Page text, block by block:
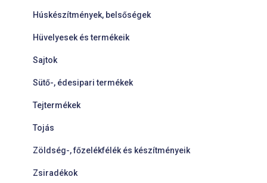
Húskészítmények, belsőségek
Hüvelyesek és termékeik
Sajtok
Sütő-, édesipari termékek
Tejtermékek
Tojás
Zöldség-, főzelékfélék és készítményeik
Zsiradékok